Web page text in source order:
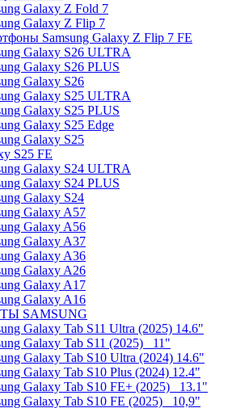
Galaxy Z Fold 7
Galaxy Z Flip 7
Samsung Galaxy Z Flip 7 FE
Galaxy S26 ULTRA
Galaxy S26 PLUS
Galaxy S26
Galaxy S25 ULTRA
Galaxy S25 PLUS
Galaxy S25 Edge
Galaxy S25
S25 FE
Galaxy S24 ULTRA
Galaxy S24 PLUS
Galaxy S24
Galaxy A57
Galaxy A56
Galaxy A37
Galaxy A36
Galaxy A26
Galaxy A17
Galaxy A16
SAMSUNG
Galaxy Tab S11 Ultra (2025) 14.6"
Galaxy Tab S11 (2025) _11"
Galaxy Tab S10 Ultra (2024) 14.6"
Galaxy Tab S10 Plus (2024) 12.4"
Galaxy Tab S10 FE+ (2025)_ 13.1"
Galaxy Tab S10 FE (2025)_ 10,9"